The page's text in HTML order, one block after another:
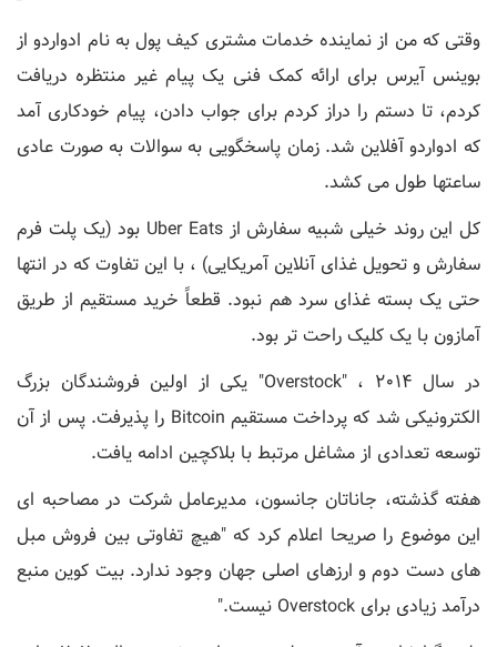
وقتی که من از نماینده خدمات مشتری کیف پول به نام ادواردو از
بوینس آیرس برای ارائه کمک فنی یک پیام غیر منتظره دریافت
کردم، تا دستم را دراز کردم‌ برای جواب دادن، پیام خودکاری آمد
که ادواردو آفلاین شد. زمان پاسخگویی به سوالات به صورت عادی
ساعتها طول می کشد.
کل این روند خیلی شبیه سفارش از Uber Eats بود (یک پلت فرم
سفارش و تحویل غذای آنلاین آمریکایی) ، با این تفاوت که در انتها
حتی یک بسته غذای سرد هم نبود. قطعاً خرید مستقیم از طریق
آمازون با یک کلیک راحت تر بود.
در سال 2014 ، "Overstock" یکی از اولین فروشندگان بزرگ
الکترونیکی شد که پرداخت مستقیم Bitcoin را پذیرفت. پس از آن
توسعه تعدادی از مشاغل مرتبط با بلاکچین ادامه یافت.
هفته گذشته، جاناتان جانسون، مدیرعامل شرکت در مصاحبه ای
این موضوع را صریحا اعلام کرد که "هیچ تفاوتی بین فروش مبل
های دست دوم و ارزهای اصلی جهان وجود ندارد. بیت کوین منبع
درآمد زیادی برای Overstock نیست."